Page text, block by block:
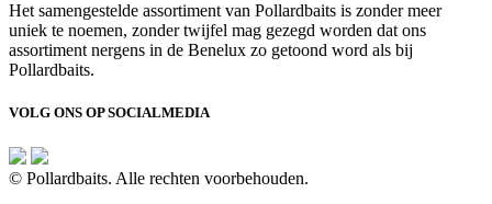
Het samengestelde assortiment van Pollardbaits is zonder meer
uniek te noemen, zonder twijfel mag gezegd worden dat ons
assortiment nergens in de Benelux zo getoond word als bij
Pollardbaits.
VOLG ONS OP SOCIALMEDIA
© Pollardbaits. Alle rechten voorbehouden.